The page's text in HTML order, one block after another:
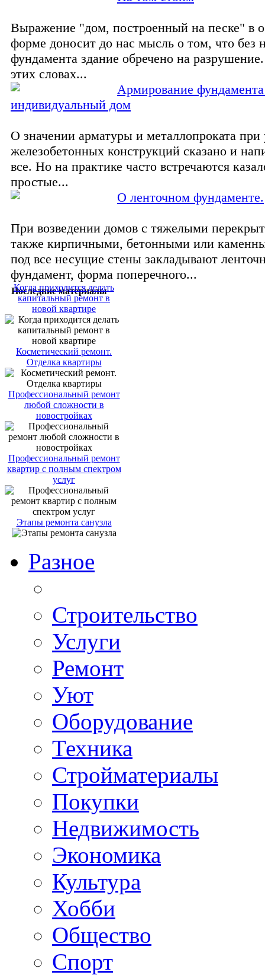
Выражение "дом, построенный на песке" в
форме доносит до нас мысль о том, что без
фундамента здание обречено на
этих словах...
Армирование
индивидуальный дом
О значении арматуры и металлопроката при
железобетонных конструкций сказано и
все. Но на практике часто встречаются
простые...
О ленточном фундаменте.
При возведении домов с тяжелыми
также кирпичными, бетонными или
под все несущие стены закладывают
фундамент, форма поперечного...
Последние материалы
Когда приходится делать
капитальный ремонт в
новой квартире
Косметический ремонт.
Отделка квартиры
Профессиональный ремонт
любой сложности в
новостройках
Профессиональный ремонт
квартир с полным спектром
услуг
Этапы ремонта санузла
Разное
Строительство
Услуги
Ремонт
Уют
Оборудование
Техника
Стройматериалы
Покупки
Недвижимость
Экономика
Культура
Хобби
Общество
Спорт